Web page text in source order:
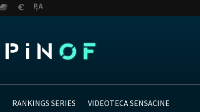
RANKINGS SERIES VIDEOTECA SENSACINE